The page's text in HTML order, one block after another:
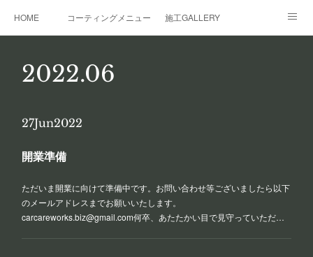
HOME コーティングメニュー 施工GALLERY
2022.06
27Jun2022
開業準備
ただいま開業に向けて準備中です。お問い合わせ等ございましたら以下
のメールアドレスまでお願いいたします。
carcareworks.biz@gmail.com何卒、あたたかい目で見守っていただ…